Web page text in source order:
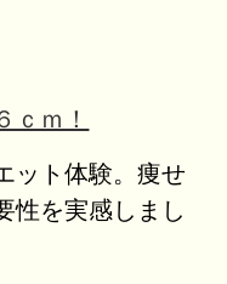
ｃｍ！
ット体験。痩せ
性を実感しまし